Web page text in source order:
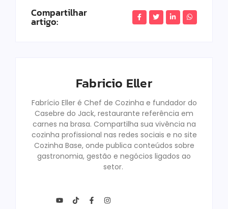
Compartilhar
artigo:
Fabricio Eller
Fabrício Eller é Chef de Cozinha e fundador do
Casebre do Jack, restaurante referência em
carnes na brasa. Compartilha sua vivência na
cozinha profissional nas redes sociais e no site
Cozinha Base, onde publica conteúdos sobre
gastronomia, gestão e negócios ligados ao
setor.